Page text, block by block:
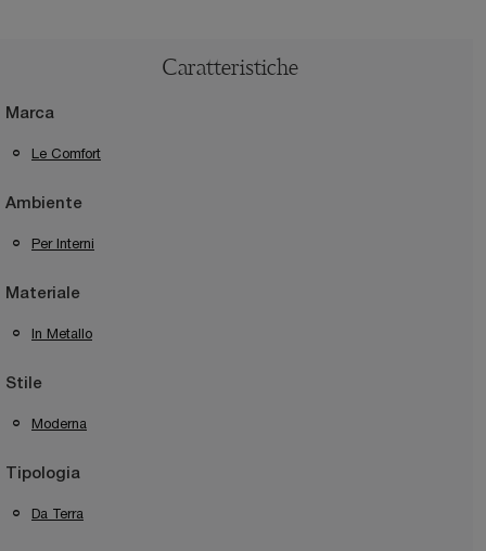
Caratteristiche
Marca
Le Comfort
Ambiente
Per Interni
Materiale
In Metallo
Stile
Moderna
Tipologia
Da Terra